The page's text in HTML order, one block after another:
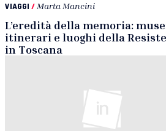
VIAGGI / Marta Mancini
L’eredità della memoria:
itinerari e luoghi della
in Toscana